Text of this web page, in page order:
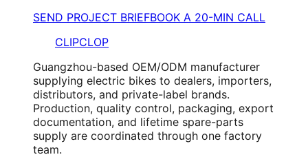
SEND PROJECT BRIEFBOOK A 20-MIN CALL
CLIPCLOP
Guangzhou-based OEM/ODM manufacturer
supplying electric bikes to dealers, importers,
distributors, and private-label brands.
Production, quality control, packaging, export
documentation, and lifetime spare-parts
supply are coordinated through one factory
team.